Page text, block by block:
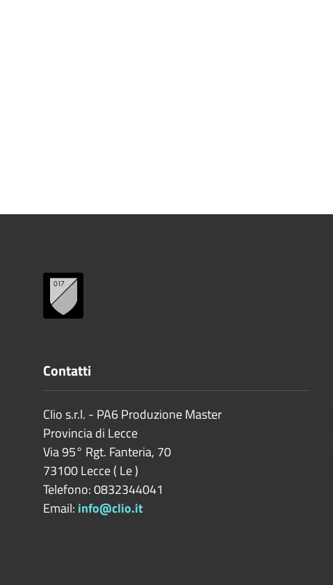
Contatti
Clio s.r.l. - PA6 Produzione Master
Provincia di Lecce
Via 95° Rgt. Fanteria, 70
73100Lecce( Le)
Telefono: 0832344041
Email: info@clio.it